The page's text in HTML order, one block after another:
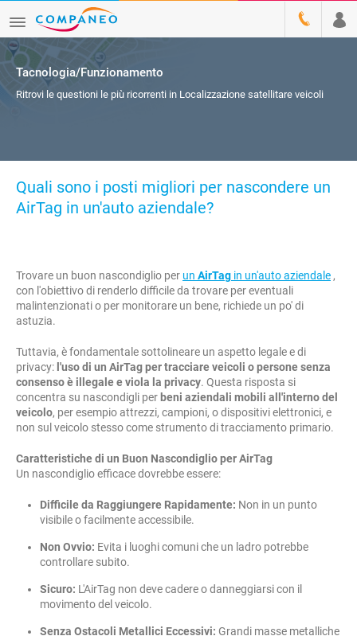
Tacnologia/Funzionamento
Ritrovi le questioni le più ricorrenti in Localizzazione satellitare veicoli
Quali sono i posti migliori per nascondere un
AirTag in un'auto aziendale?
Trovare un buon nascondiglio per un AirTag in un'auto aziendale ,
con l'obiettivo di renderlo difficile da trovare per eventuali
malintenzionati o per monitorare un bene, richiede un po' di
astuzia.
Tuttavia, è fondamentale sottolineare un aspetto legale e di
privacy: l'uso di un AirTag per tracciare veicoli o persone senza
consenso è illegale e viola la privacy. Questa risposta si
concentra su nascondigli per beni aziendali mobili all'interno del
veicolo, per esempio attrezzi, campioni, o dispositivi elettronici, e
non sul veicolo stesso come strumento di tracciamento primario.
Caratteristiche di un Buon Nascondiglio per AirTag
Un nascondiglio efficace dovrebbe essere:
Difficile da Raggiungere Rapidamente: Non in un punto
visibile o facilmente accessibile.
Non Ovvio: Evita i luoghi comuni che un ladro potrebbe
controllare subito.
Sicuro: L'AirTag non deve cadere o danneggiarsi con il
movimento del veicolo.
Senza Ostacoli Metallici Eccessivi: Grandi masse metalliche